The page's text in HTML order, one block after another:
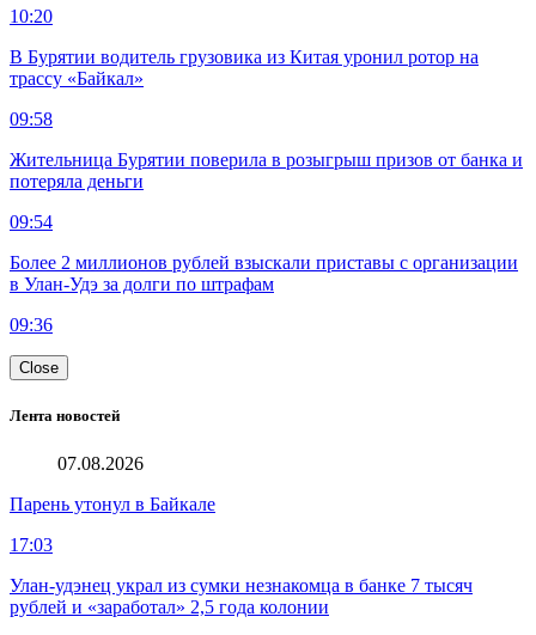
10:20
В Бурятии водитель грузовика из Китая уронил ротор на
трассу «Байкал»
09:58
Жительница Бурятии поверила в розыгрыш призов от банка и
потеряла деньги
09:54
Более 2 миллионов рублей взыскали приставы с организации
в Улан-Удэ за долги по штрафам
09:36
Close
Лента новостей
07.08.2026
Парень утонул в Байкале
17:03
Улан-удэнец украл из сумки незнакомца в банке 7 тысяч
рублей и «заработал» 2,5 года колонии